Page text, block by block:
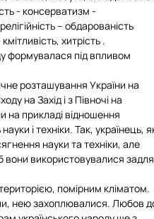
- консерватизм -
– обдарованість
хитрість .
формувалася під впливом
розташування України на
на Захід і з Півночі на
на прикладі відношення
і техніки. Так, українець,
науки та техніки, але
використовувалися задля
помірним кліматом.
нею захоплювалися. Любов